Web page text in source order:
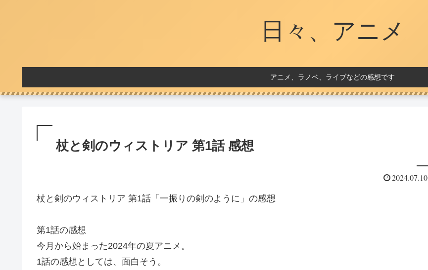
日々、アニメ
アニメ、ラノベ、ライブなどの感想です
杖と剣のウィストリア 第1話 感想
2024.07.10
杖と剣のウィストリア 第1話「一振りの剣のように」の感想
第1話の感想
今月から始まった2024年の夏アニメ。
1話の感想としては、面白そう。